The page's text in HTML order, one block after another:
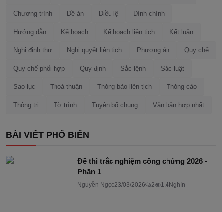
Chương trình Đề án Điều lệ Đính chính
Hướng dẫn Kế hoạch Kế hoạch liên tịch Kết luận
Nghị định thư Nghị quyết liên tịch Phương án Quy chế
Quy chế phối hợp Quy định Sắc lệnh Sắc luật
Sao lục Thoả thuận Thông báo liên tịch Thông cáo
Thông tri Tờ trình Tuyên bố chung Văn bản hợp nhất
BÀI VIẾT PHỔ BIẾN
Đề thi trắc nghiệm công chứng 2026 -
Phần 1
Nguyễn Ngọc23/03/2026 2 1.4Nghìn